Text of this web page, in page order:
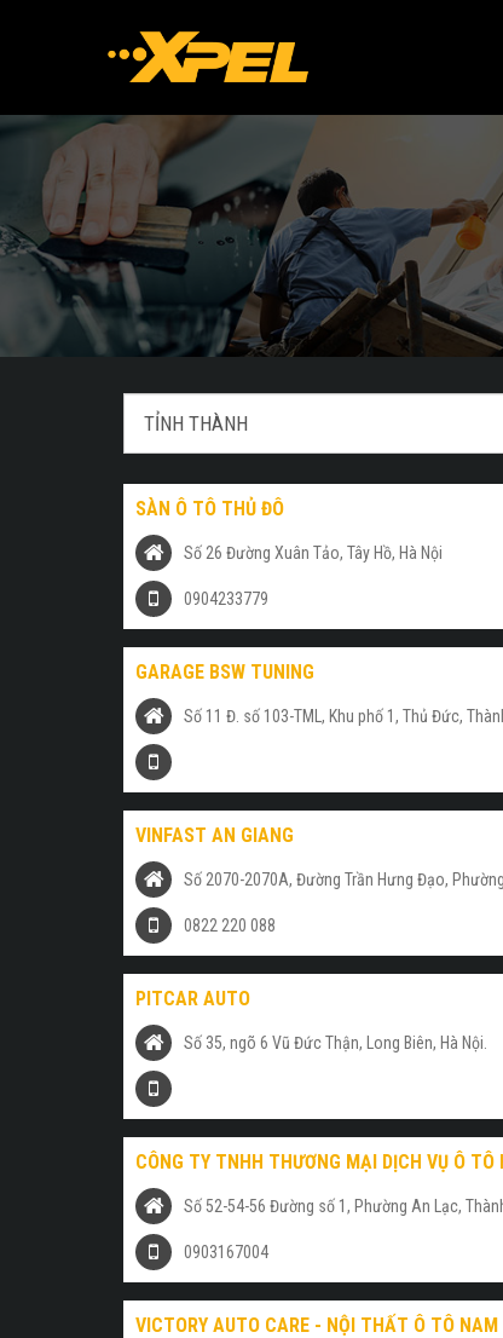
SÀN Ô TÔ THỦ ĐÔ
Số 26 Đường Xuân Tảo, Tây Hồ, Hà Nội
0904233779
GARAGE BSW TUNING
Số 11 Đ. số 103-TML, Khu phố 1, Thủ Đức,
VINFAST AN GIANG
Số 2070-2070A, Đường Trần Hưng Đạo,
0822 220 088
PITCAR AUTO
Số 35, ngõ 6 Vũ Đức Thận, Long Biên, Hà Nội.
CÔNG TY TNHH THƯƠNG MẠI DỊCH VỤ Ô TÔ
Số 52-54-56 Đường số 1, Phường An Lạc,
0903167004
VICTORY AUTO CARE - NỘI THẤT Ô TÔ NAM